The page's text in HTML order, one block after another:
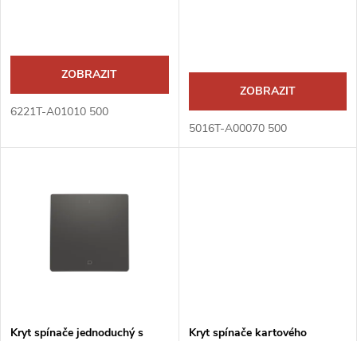
u
k
o
d
u
ZOBRAZIT
6221T-A01010 500
ZOBRAZIT
5016T-A00070 500
Kryt spínače jednoduchý s
Kryt spínače kartového